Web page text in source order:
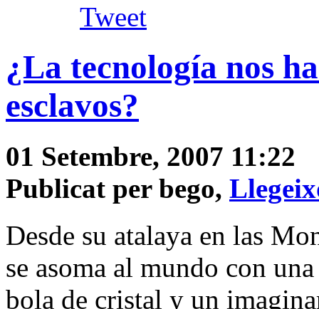
Tweet
¿La tecnología nos
esclavos?
01 Setembre, 2007 11:22
Publicat per bego,
Desde su atalaya en las
se asoma al mundo con
bola de cristal y un